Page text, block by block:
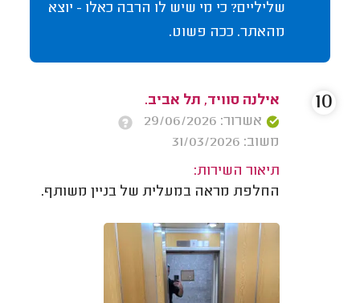
שליליים? כי מי שיש לו הרבה כאלו - יוצא
מהאתר. ככה פשוט.
אילנה סוויד, תל אביב.
אשרור: 29/06/2026
משוב: 31/03/2026
תיאור השירות:
החלפת מראה במעלית של בניין משותף.
10